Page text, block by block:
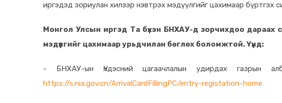
иргэдэд зориулан хилээр нэвтрэх мэдүүлгийг цахимаар бүртгэх
Монгол Улсын иргэд Та бүхэн БНХАУ-д зорчихдоо дараах
мэдүүлгийг цахимаар урьдчилан бөглөх боломжтой. Үүнд:
- БНХАУ-ын Үндэсний цагаачлалын удирдах газрын
https://s.nia.gov.cn/ArrivalCardFillingPC/entry-registation-home